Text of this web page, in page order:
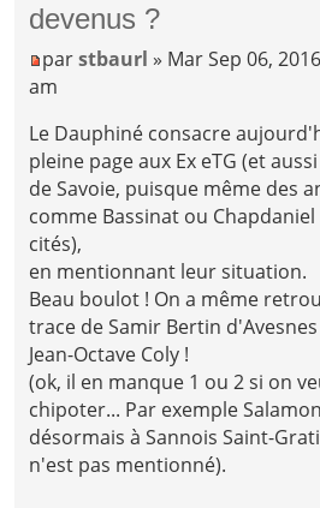
devenus ?
parstbaurl » Mar Sep 06,
am
Le Dauphiné consacre
pleine page aux Ex eTG (et
de Savoie, puisque même des
comme Bassinat ou
cités),
en mentionnant leur situation.
Beau boulot ! On a même
trace de Samir Bertin
Jean-Octave Coly !
(ok, il en manque 1 ou 2 si on
chipoter... Par exemple
désormais à Sannois Saint-
n'est pas mentionné).